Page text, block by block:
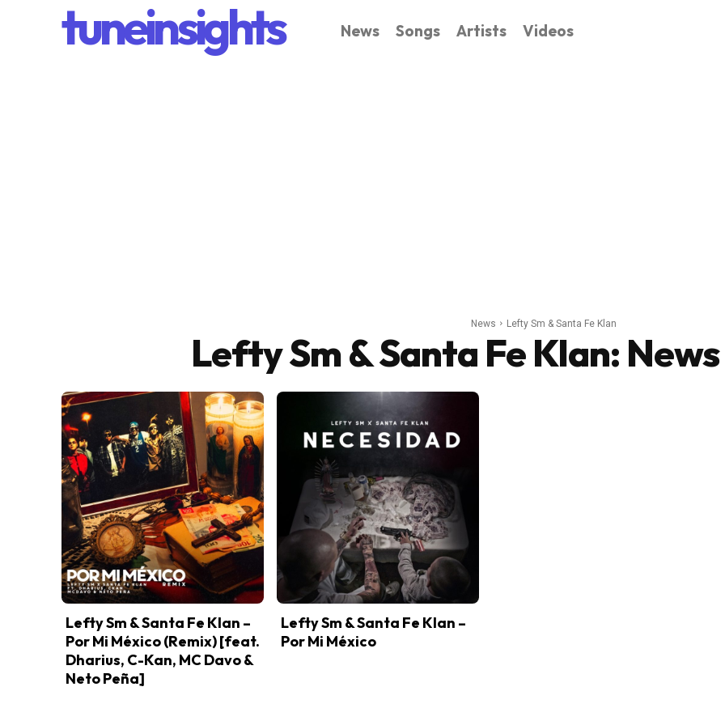
tuneinsights News Songs Artists Videos
News Lefty Sm & Santa Fe Klan
Lefty Sm & Santa Fe Klan:
Lefty Sm & Santa Fe Klan –
Por Mi México (Remix) [feat.
Dharius, C-Kan, MC Davo &
Neto Peña]
Lefty Sm & Santa Fe Klan –
Por Mi México